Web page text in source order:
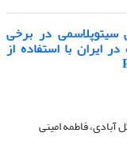
سیتوپلاسمی در برخی
ایران با استفاده از
فاطمه امینی